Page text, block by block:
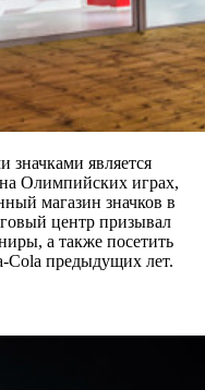
значками является
Олимпийских играх,
магазин значков в
центр призывал
а также посетить
Cola предыдущих лет.